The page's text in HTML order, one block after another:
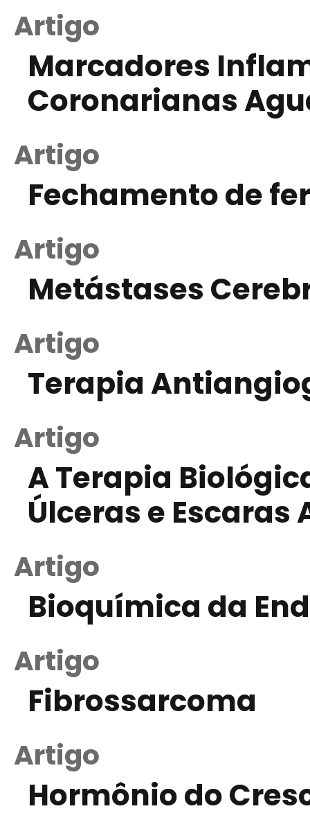
Artigo
Marcadores
Coronarianas
Artigo
Fechamento de
Artigo
Metástases
Artigo
Terapia
Artigo
A Terapia
Úlceras e
Artigo
Bioquímica da
Artigo
Fibrossarcoma
Artigo
Hormônio do